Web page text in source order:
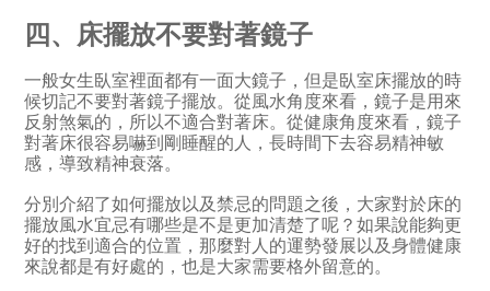
四、床擺放不要對著鏡子
一般女生臥室裡面都有一面大鏡子，但是臥室床擺放的時
候切記不要對著鏡子擺放。從風水角度來看，鏡子是用來
反射煞氣的，所以不適合對著床。從健康角度來看，鏡子
對著床很容易嚇到剛睡醒的人，長時間下去容易精神敏
感，導致精神衰落。
分別介紹了如何擺放以及禁忌的問題之後，大家對於床的
擺放風水宜忌有哪些是不是更加清楚了呢？如果說能夠更
好的找到適合的位置，那麼對人的運勢發展以及身體健康
來說都是有好處的，也是大家需要格外留意的。